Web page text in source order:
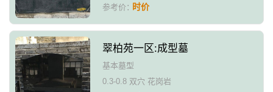
参考价：时价
翠柏苑一区:成型墓
基本墓型
0.3-0.8 双穴 花岗岩